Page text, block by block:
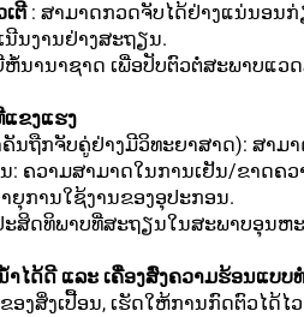
ຕີ : ສາມາດກວດຈັບໄດ້ຢ່າງແນ່ນອນ
ນງານຢ່າງສະຖຽນ.
ນານາຊາດ ເພື່ອປັບຕົວຕໍ່ສະພາບແວ
ຂງແຮງ
ນຖືກຈັບຄູ່ຢ່າງມີວິທະຍາສາດ): ສາມ
ຄວາມສາມາດໃນການເຢັນ/ຂາດຄ
ຍຸການໃຊ້ງານຂອງອຸປະກອນ.
ະສິດທິພາບທີ່ສະຖຽນໃນສະພາບອຸນຫ
ດ້ດີ ແລະ ເຄື່ອງສົ່ງຄວາມຮ້ອນແບບ
ງສິ່ງເປື້ອນ, ເຮັດໃຫ້ການກົດຕົວໄດ້ໄ